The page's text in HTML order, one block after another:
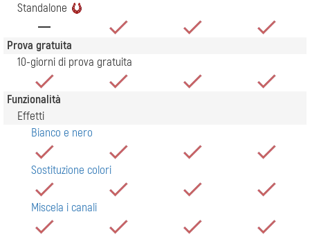
Standalone
Prova gratuita
10-giorni di prova gratuita
Funzionalità
Effetti
Bianco e nero
Sostituzione colori
Miscela i canali